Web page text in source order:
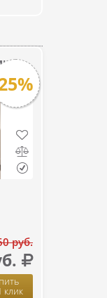
руб.
клик